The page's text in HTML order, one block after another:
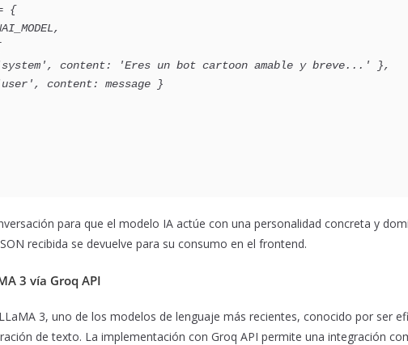
{
para que el modelo IA actúe con una personalidad concreta y
recibida se devuelve para su consumo en el frontend.
3 vía Groq API
3, uno de los modelos de lenguaje más recientes, conocido por ser
de texto. La implementación con Groq API permite una integración